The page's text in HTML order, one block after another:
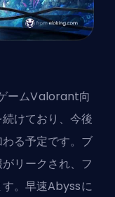
ームValorant向
けており、今後
る予定です。ブ
リークされ、フ
。早速Abyssに